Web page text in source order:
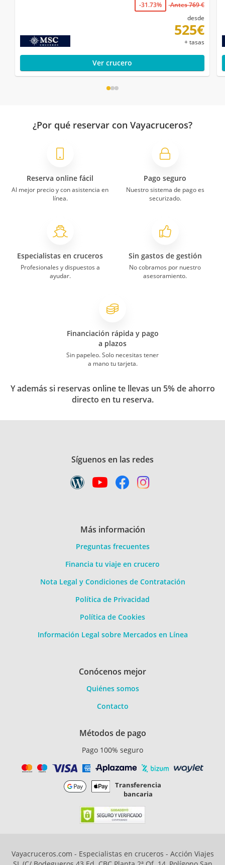
-31.73%
Antes 769 €
desde
525€
+ tasas
Ver crucero
¿Por qué reservar con Vayacruceros?
Reserva online fácil
Al mejor precio y con asistencia en
línea.
Pago seguro
Nuestro sistema de pago es
securizado.
Especialistas en cruceros
Profesionales y dispuestos a
ayudar.
Sin gastos de gestión
No cobramos por nuestro
asesoramiento.
Financiación rápida y pago
a plazos
Sin papeleo. Solo necesitas tener
a mano tu tarjeta.
Y además si reservas online te llevas un 5% de ahorro
directo en tu reserva.
Síguenos en las redes
Más información
Preguntas frecuentes
Financia tu viaje en crucero
Nota Legal y Condiciones de Contratación
Política de Privacidad
Política de Cookies
Información Legal sobre Mercados en Línea
Conócenos mejor
Quiénes somos
Contacto
Métodos de pago
Pago 100% seguro
Transferencia
bancaria
Vayacruceros.com - Especialistas en cruceros - Acción Viajes